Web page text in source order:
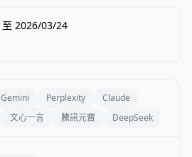
至 2026/03/24
Gemini Perplexity
Claude
文心一言 騰訊元寶 DeepSeek